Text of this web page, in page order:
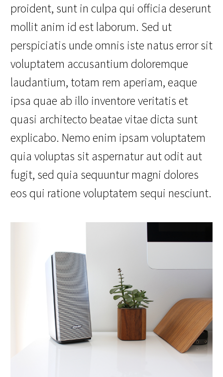
proident, sunt in culpa qui officia deserunt
mollit anim id est laborum. Sed ut
perspiciatis unde omnis iste natus error sit
voluptatem accusantium doloremque
laudantium, totam rem aperiam, eaque
ipsa quae ab illo inventore veritatis et
quasi architecto beatae vitae dicta sunt
explicabo. Nemo enim ipsam voluptatem
quia voluptas sit aspernatur aut odit aut
fugit, sed quia sequuntur magni dolores
eos qui ratione voluptatem sequi nesciunt.